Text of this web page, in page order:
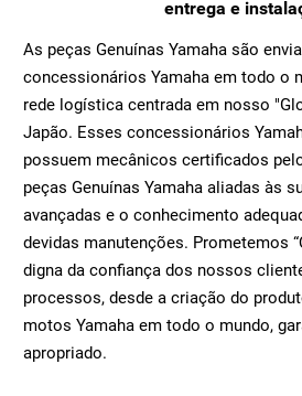
entrega e
As peças Genuínas Yamaha são
concessionários Yamaha em todo o
rede logística centrada em nosso
Japão. Esses concessionários
possuem mecânicos certificados
peças Genuínas Yamaha aliadas às
avançadas e o conhecimento
devidas manutenções. Prometemos
digna da confiança dos nossos
processos, desde a criação do
motos Yamaha em todo o mundo,
apropriado.